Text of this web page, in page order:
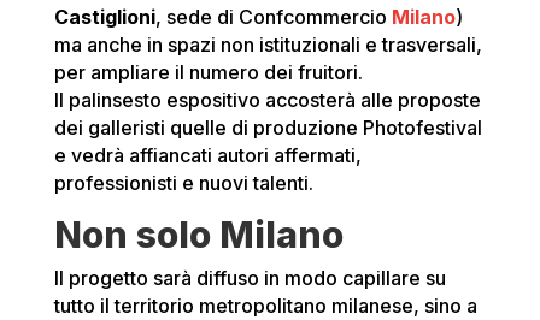
Castiglioni, sede di Confcommercio Milano)
ma anche in spazi non istituzionali e trasversali,
per ampliare il numero dei fruitori.
Il palinsesto espositivo accosterà alle proposte
dei galleristi quelle di produzione Photofestival
e vedrà affiancati autori affermati,
professionisti e nuovi talenti.
Non solo Milano
Il progetto sarà diffuso in modo capillare su
tutto il territorio metropolitano milanese, sino a